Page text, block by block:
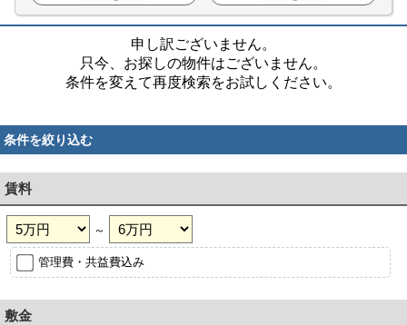
申し訳ございません。
只今、お探しの物件はございません。
条件を変えて再度検索をお試しください。
条件を絞り込む
賃料
～
管理費・共益費込み
敷金